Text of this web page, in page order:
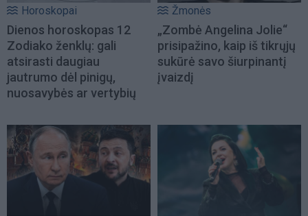
Horoskopai
Dienos horoskopas 12
Zodiako ženklų: gali
atsirasti daugiau
jautrumo dėl pinigų,
nuosavybės ar vertybių
Žmonės
„Zombė Angelina Jolie“
prisipažino, kaip iš tikrųjų
sukūrė savo šiurpinantį
įvaizdį